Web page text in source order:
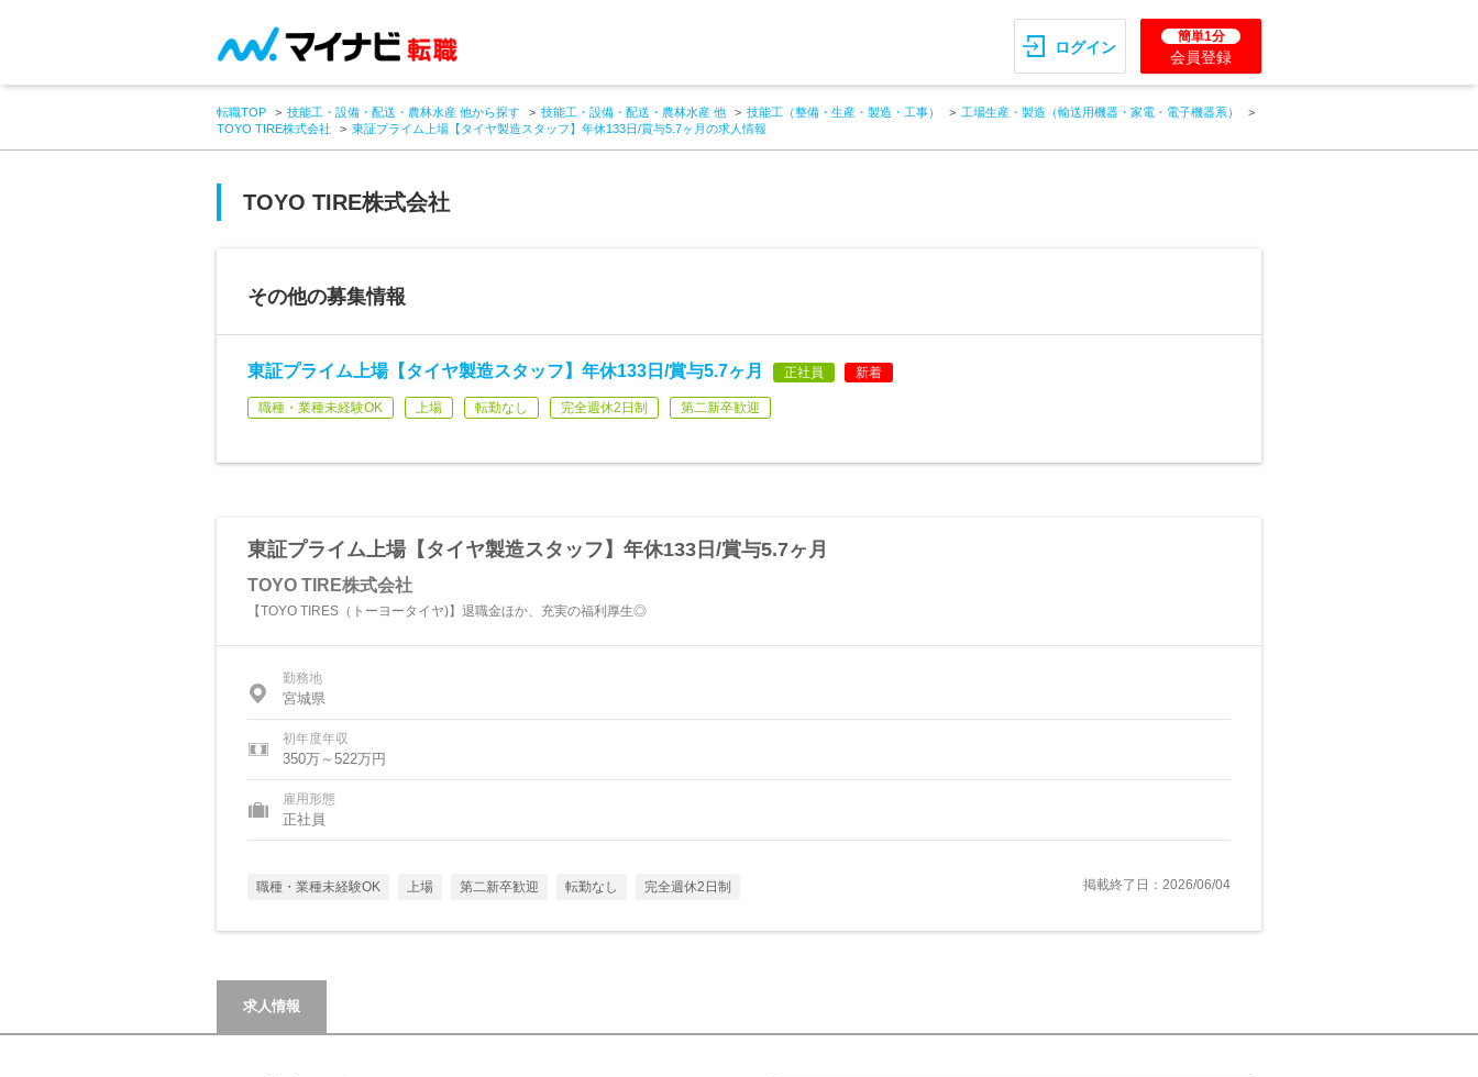
ログイン
簡単1分
会員登録
転職TOP 技能工・設備・配送・農林水産 他から探す 技能工・設備・配送・農林水産 他 技能工（整備・生産・製造・工事）
工場生産・製造（輸送用機器・家電・電子機器系）
TOYO TIRE株式会社
東証プライム上場【タイヤ製造スタッフ】年休133日/賞与5.7ヶ月の求人情報
TOYO TIRE株式会社
その他の募集情報
東証プライム上場【タイヤ製造スタッフ】年休133日/賞与5.7ヶ月 正社員 新着
職種・業種未経験OK 上場 転勤なし 完全週休2日制 第二新卒歓迎
東証プライム上場【タイヤ製造スタッフ】年休133日/賞与5.7ヶ月
TOYO TIRE株式会社
【TOYO TIRES（トーヨータイヤ)】退職金ほか、充実の福利厚生◎
勤務地
宮城県
初年度年収
350万～522万円
雇用形態
正社員
職種・業種未経験OK 上場 第二新卒歓迎 転勤なし 完全週休2日制 掲載終了日：2026/06/04
求人情報